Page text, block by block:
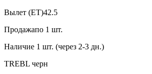
Вылет (ET)42.5
Продажапо 1 шт.
Наличие 1 шт. (через 2-3 дн.)
TREBL черн